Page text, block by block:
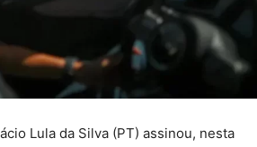
Lula da Silva (PT) assinou, nesta